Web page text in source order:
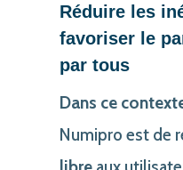
Réduire les
favoriser le
par tous
Dans ce
Numipro est de